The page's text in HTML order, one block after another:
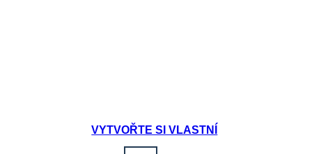
VYTVOŘTE SI VLASTNÍ